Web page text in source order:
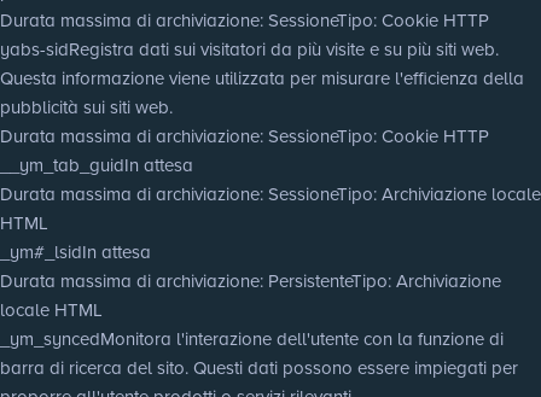
Durata massima di archiviazione: SessioneTipo: Cookie HTTP
yabs-sidRegistra dati sui visitatori da più visite e su più siti web.
Questa informazione viene utilizzata per misurare l'efficienza della
pubblicità sui siti web.
Durata massima di archiviazione: SessioneTipo: Cookie HTTP
__ym_tab_guidIn attesa
Durata massima di archiviazione: SessioneTipo: Archiviazione locale
HTML
_ym#_lsidIn attesa
Durata massima di archiviazione: PersistenteTipo: Archiviazione
locale HTML
_ym_syncedMonitora l'interazione dell'utente con la funzione di
barra di ricerca del sito. Questi dati possono essere impiegati per